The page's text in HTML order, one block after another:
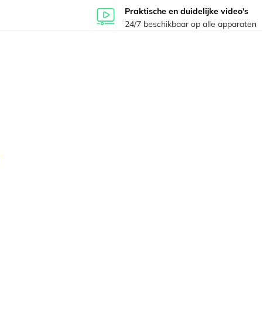
Praktische en duidelijke video's
24/7 beschikbaar op alle apparaten